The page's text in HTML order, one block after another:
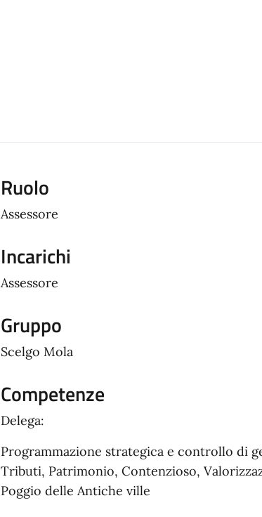
Ruolo
Assessore
Incarichi
Assessore
Gruppo
Scelgo Mola
Competenze
Delega:
Programmazione strategica e controllo di
Tributi, Patrimonio, Contenzioso,
Poggio delle Antiche ville